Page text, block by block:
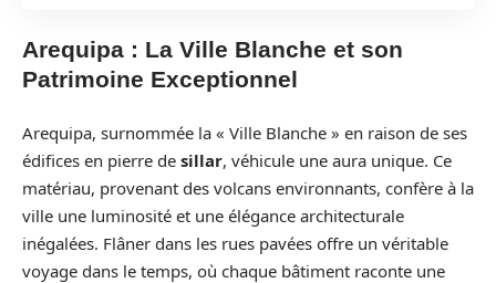
Arequipa : La Ville Blanche et son
Patrimoine Exceptionnel
Arequipa, surnommée la « Ville Blanche » en raison de ses
édifices en pierre de sillar, véhicule une aura unique. Ce
matériau, provenant des volcans environnants, confère à la
ville une luminosité et une élégance architecturale
inégalées. Flâner dans les rues pavées offre un véritable
voyage dans le temps, où chaque bâtiment raconte une